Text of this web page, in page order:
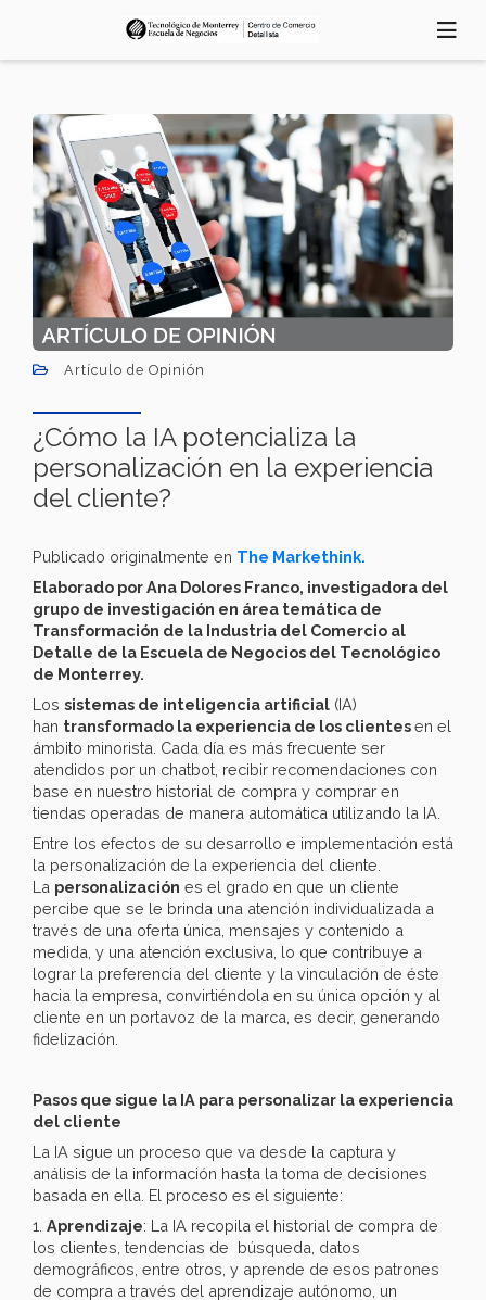
Artículo de Opinión
¿Cómo la IA potencializa la
personalización en la experiencia
del cliente?
Publicado originalmente en The Markethink.
Elaborado por Ana Dolores Franco, investigadora del
grupo de investigación en área temática de
Transformación de la Industria del Comercio al
Detalle de la Escuela de Negocios del Tecnológico
de Monterrey.
Los sistemas de inteligencia artificial (IA)
han transformado la experiencia de los clientesen el
ámbito minorista. Cada día es más frecuente ser
atendidos por un chatbot, recibir recomendaciones con
base en nuestro historial de compra y comprar en
tiendas operadas de manera automática utilizando la IA.
Entre los efectos de su desarrollo e implementación está
la personalización de la experiencia del cliente.
La personalización es el grado en que un cliente
percibe que se le brinda una atención individualizada a
través de una oferta única, mensajes y contenido a
medida, y una atención exclusiva, lo que contribuye a
lograr la preferencia del cliente y la vinculación de éste
hacia la empresa, convirtiéndola en su única opción y al
cliente en un portavoz de la marca, es decir, generando
fidelización.
Pasos que sigue la IA para personalizar la experiencia
del cliente
La IA sigue un proceso que va desde la captura y
análisis de la información hasta la toma de decisiones
basada en ella. El proceso es el siguiente:
1. Aprendizaje: La IA recopila el historial de compra de
los clientes, tendencias de búsqueda, datos
demográficos, entre otros, y aprende de esos patrones
de compra a través del aprendizaje autónomo, un